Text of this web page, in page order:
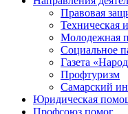
Правовая
Техническая
Молодежная
Социальное
Газета
Профтуризм
Самарский
Юридическая
Профсоюз помог